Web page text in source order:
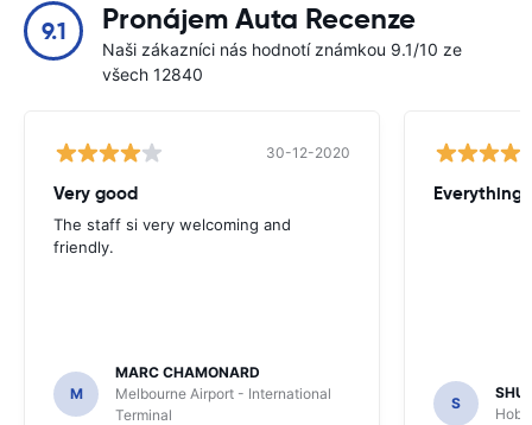
9.1 Pronájem Auta Recenze
Naši zákazníci nás hodnotí známkou 9.1/10 ze
všech 12840
30-12-2020
Very good
The staff si very welcoming and
friendly.
M
MARC CHAMONARD
Melbourne Airport - International
Terminal
Everything
S